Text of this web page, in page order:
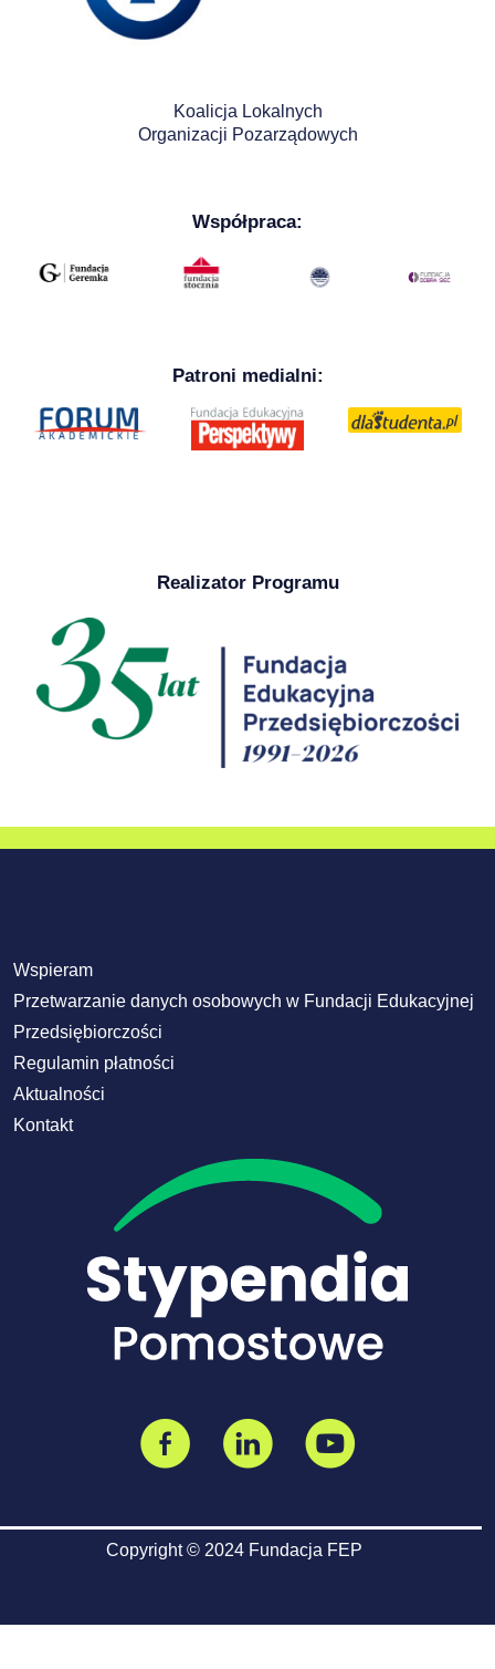
Koalicja Lokalnych
Organizacji Pozarządowych
Współpraca:
Patroni medialni:
Realizator Programu
Wspieram
Przetwarzanie danych osobowych w Fundacji Edukacyjnej
Przedsiębiorczości
Regulamin płatności
Aktualności
Kontakt
Copyright © 2024 Fundacja FEP